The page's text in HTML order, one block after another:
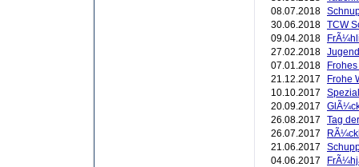
08.07.2018
30.06.2018 TCW
09.04.2018
27.02.2018
07.01.2018
21.12.2017
Frohe
10.10.2017
20.09.2017
26.08.2017
Tag
26.07.2017
21.06.2017
04.06.2017